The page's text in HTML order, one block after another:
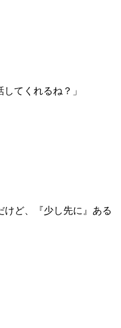
てくれるね？」
けど、『少し先に』ある